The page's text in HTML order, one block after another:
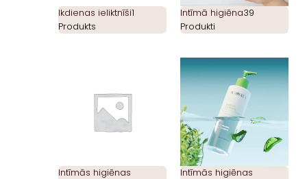
Ikdienas ieliktnīši1
Produkts
Intīmā higiēna39
Produkti
Intīmās higiēnas
Intīmās higiēnas